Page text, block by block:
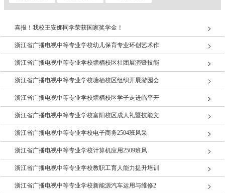
喜报！我校王安娜同学荣获国家奖学金！
浙江省广播电视中等专业学校幼儿保育专业环创艺术作
浙江省广播电视中等专业学校塘栖校区社团展演暨技能
浙江省广播电视中等专业学校塘栖校区组织开展游园会
浙江省广播电视中等专业学校塘栖校区学子走进临平开
浙江省广播电视中等专业学校富阳校区成人礼暨技能文
浙江省广播电视中等专业学校电子商务2504班风采
浙江省广播电视中等专业学校计算机应用2509班风
浙江省广播电视中等专业学校教职工育人能力提升培训
浙江省广播电视中等专业学校新能源汽车运用与维修2